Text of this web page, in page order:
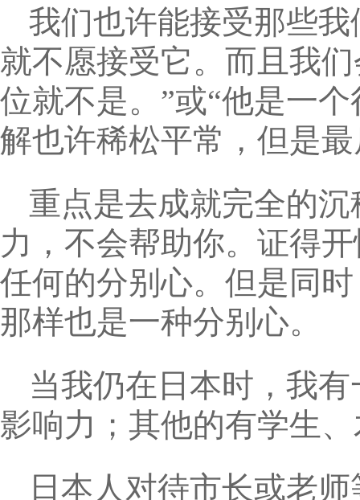
我们也许能接受那些
就不愿接受它。而且我
位就不是。”或“他是一
解也许稀松平常，但是
重点是去成就完全的
力，不会帮助你。证得
任何的分别心。但是同
那样也是一种分别心。
当我仍在日本时，我
影响力；其他的有学生
日本人对待市长或老